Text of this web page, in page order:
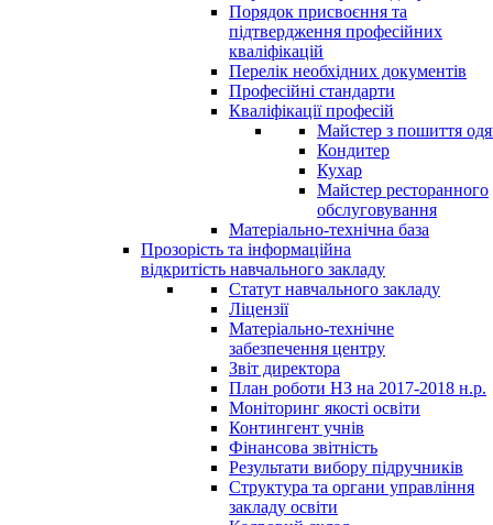
Порядок присвоєння та
підтвердження професійних
кваліфікацій
Перелік необхідних документів
Професійні стандарти
Кваліфікації професій
Майстер з пошиття
Кондитер
Кухар
Майстер ресторанного
обслуговування
Матеріально-технічна база
Прозорість та інформаційна
відкритість навчального закладу
Статут навчального закладу
Ліцензії
Матеріально-технічне
забезпечення центру
Звіт директора
План роботи НЗ на 2017-2018 н.р.
Моніторинг якості освіти
Контингент учнів
Фінансова звітність
Результати вибору підручників
Структура та органи управління
закладу освіти